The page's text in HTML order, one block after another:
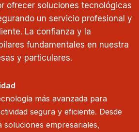
ofrecer soluciones tecnológicas
un servicio profesional y
La confianza y la
fundamentales en nuestra
y particulares.
más avanzada para
segura y eficiente. Desde
soluciones empresariales,